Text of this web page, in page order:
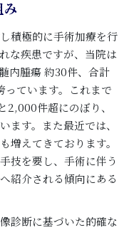
み
積極的に手術加療を行
な疾患ですが、当院は
内腫瘍 約30件、合計
っています。これまで
2,000件超にのぼり、
ます。また最近では、
増えてきております。
技を要し、手術に伴う
紹介される傾向にある
診断に基づいた的確な